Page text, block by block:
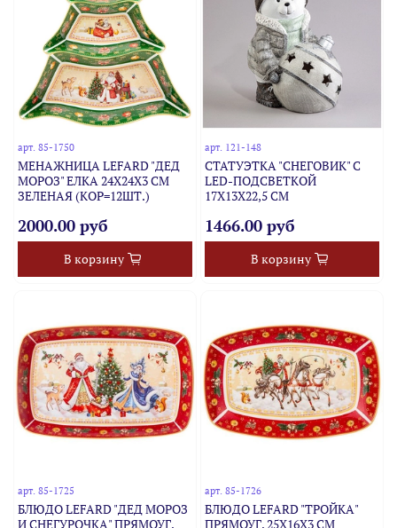
арт.85-1750
МЕНАЖНИЦА LEFARD "ДЕД
МОРОЗ" ЕЛКА 24Х24Х3 СМ
ЗЕЛЕНАЯ (КОР=12ШТ.)
2000.00 руб
В корзину
арт. 121-148
СТАТУЭТКА "СНЕГОВИК" С
LED-ПОДСВЕТКОЙ
17Х13Х22,5 СМ
1466.00 руб
В корзину
арт.85-1725
БЛЮДО LEFARD "ДЕД МОРОЗ
И СНЕГУРОЧКА" ПРЯМОУГ.
арт. 85-1726
БЛЮДО LEFARD "ТРОЙКА"
ПРЯМОУГ. 25Х16Х3 СМ